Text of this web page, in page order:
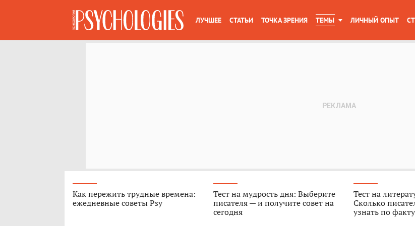
ЛУЧШЕЕ СТАТЬИ ТОЧКА ЗРЕНИЯ ТЕМЫ ЛИЧНЫЙ ОПЫТ
Как пережить трудные времена:
ежедневные советы Psy
Тест на мудрость дня: Выберите
писателя — и получите совет на
сегодня
Тест на
Сколько
узнать по